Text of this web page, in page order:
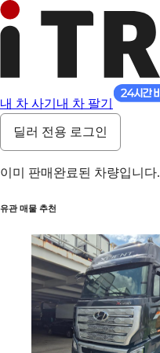
내 차 사기 내 차 팔기
딜러 전용 로그인
이미 판매완료된 차량입니다.
유관 매물 추천